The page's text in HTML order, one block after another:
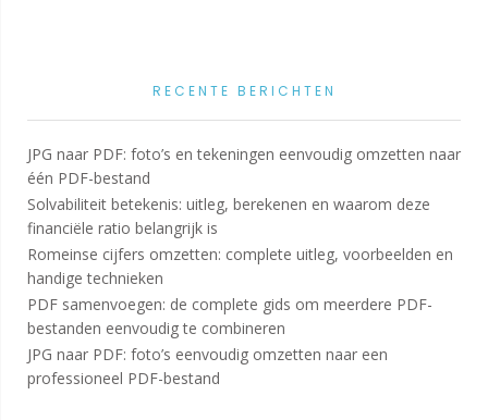
RECENTE BERICHTEN
JPG naar PDF: foto’s en tekeningen eenvoudig omzetten naar
één PDF-bestand
Solvabiliteit betekenis: uitleg, berekenen en waarom deze
financiële ratio belangrijk is
Romeinse cijfers omzetten: complete uitleg, voorbeelden en
handige technieken
PDF samenvoegen: de complete gids om meerdere PDF-
bestanden eenvoudig te combineren
JPG naar PDF: foto’s eenvoudig omzetten naar een
professioneel PDF-bestand